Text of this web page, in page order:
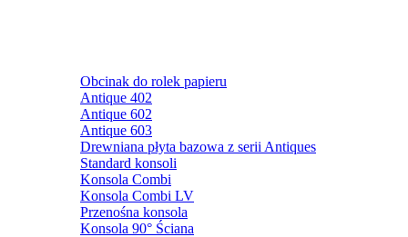
Obcinak do rolek papieru
Antique 402
Antique 602
Antique 603
Drewniana płyta bazowa z serii Antiques
Standard konsoli
Konsola Combi
Konsola Combi LV
Przenośna konsola
Konsola 90° Ściana